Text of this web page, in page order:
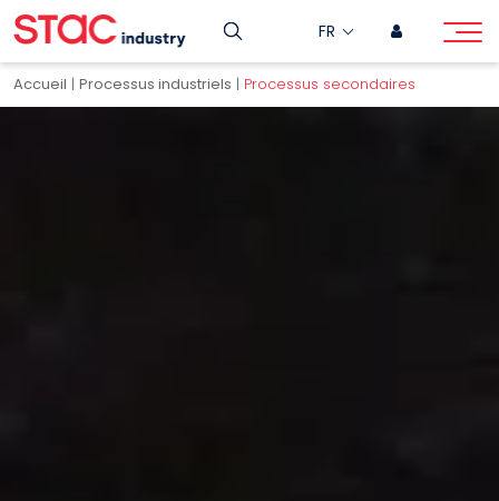
FR
Accueil | Processus industriels | Processus secondaires